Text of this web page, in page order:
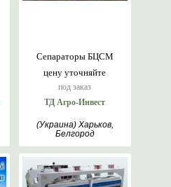
цену уточняйте
под заказ
Сепараторы БЦСМ
ТД Агро-Инвест
(Украина) Харьков,
Белгород